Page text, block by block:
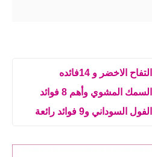
الاخضر و 14فائده
المشوي وأهم 8 فوائد
و9 فوائد رائعة